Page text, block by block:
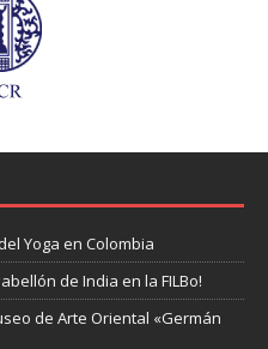
Yoga en Colombia
de India en la FILBo!
de Arte Oriental «Germán